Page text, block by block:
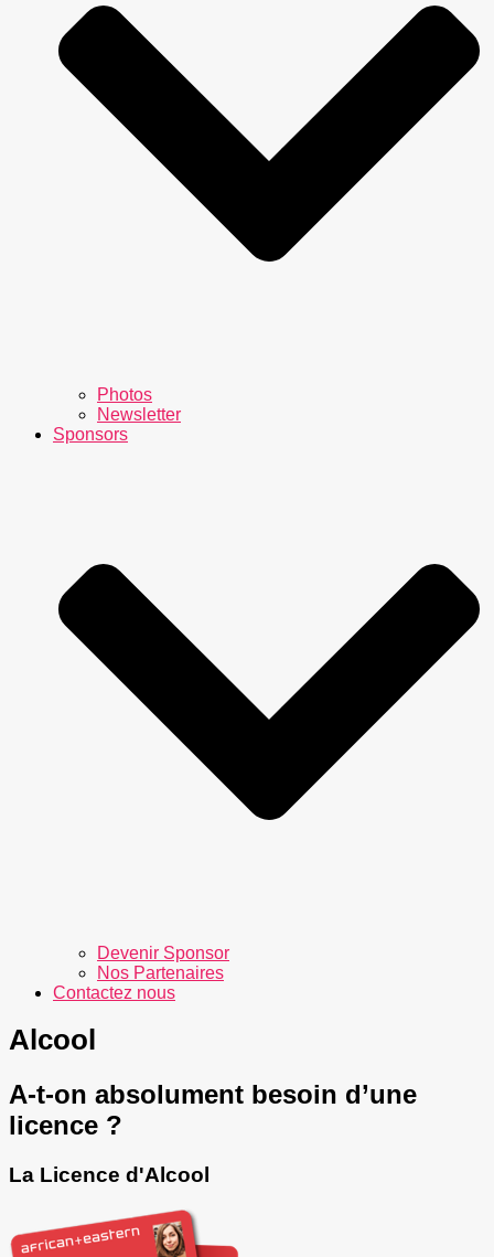
Photos
Newsletter
Sponsors
Devenir Sponsor
Nos Partenaires
Contactez nous
Alcool
A-t-on absolument besoin d’une
licence ?
La Licence d'Alcool